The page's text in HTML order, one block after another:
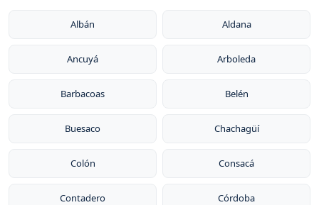
Albán Aldana
Ancuyá Arboleda
Barbacoas Belén
Buesaco Chachagüí
Colón Consacá
Contadero Córdoba